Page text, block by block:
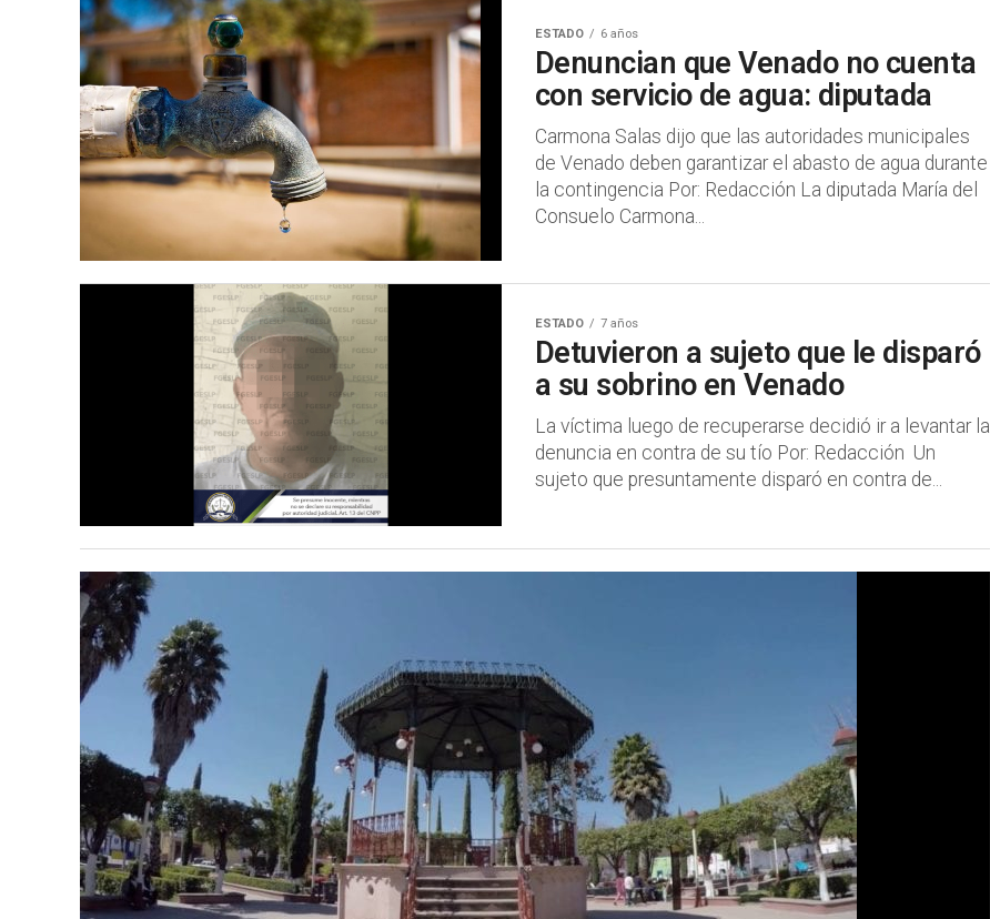
ESTADO 6 años
Denuncian que Venado no cuenta
con servicio de agua: diputada
Carmona Salas dijo que las autoridades municipales
de Venado deben garantizar el abasto de agua durante
la contingencia Por: Redacción La diputada María del
Consuelo Carmona...
ESTADO 7 años
Detuvieron a sujeto que le disparó
a su sobrino en Venado
La víctima luego de recuperarse decidió ir a levantar la
denuncia en contra de su tío Por: Redacción Un
sujeto que presuntamente disparó en contra de...